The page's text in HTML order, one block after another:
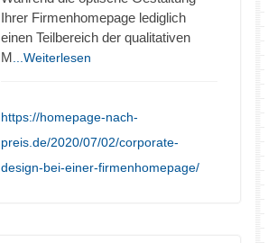
Ihrer Firmenhomepage lediglich
einen Teilbereich der qualitativen
M ...Weiterlesen
https://homepage-nach-
preis.de/2020/07/02/corporate-
design-bei-einer-firmenhomepage/